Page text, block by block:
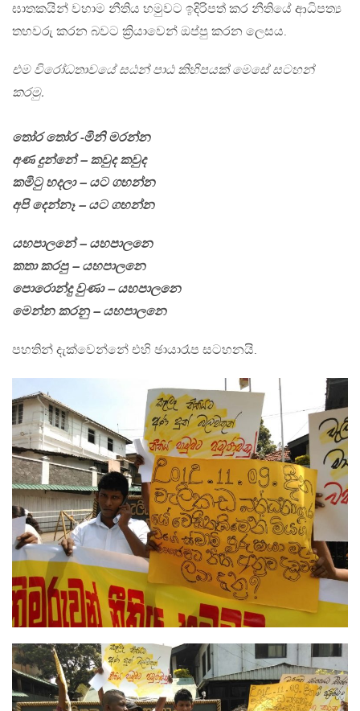
ඝාතකයින් වහාම නීතිය හමුවට ඉදිරිපත් කර නීතියේ ආධිපත්‍ය
තහවරු කරන බවට ක්‍රියාවෙන් ඔප්පු කරන ලෙසය.
එම විරෝධතාවයේ සඨන් පාඨ කිහිපයක් මෙසේ සටහන්
කරමු.
තෝර තෝර -මිනි මරන්න
අණ දුන්නේ – කවුද කවුද
කමිටු හදලා – යට ගහන්න
අපි දෙන්නෑ – යට ගහන්න
ය‍හපාලනේ – යහපාලනෙ
කතා කරපු – යහපාලනෙ
පොරොන්දු වුණා – යහපාලනෙ
මෙන්න කරනු – යහපාලනෙ
පහතින් දැක්වෙන්නේ එහි ඡායාරෑප සටහනයි.